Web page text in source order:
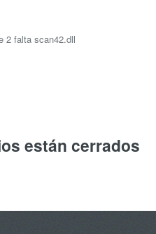
2 falta scan42.dll
están cerrados